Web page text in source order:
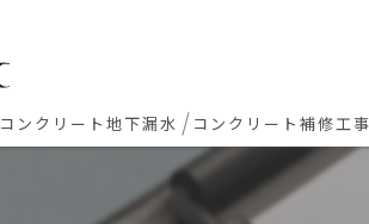
コンクリート地下漏水 コンクリート補修工事
新築マンション下地